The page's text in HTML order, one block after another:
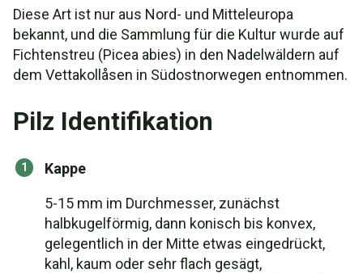
Diese Art ist nur aus Nord- und Mitteleuropa
bekannt, und die Sammlung für die Kultur wurde auf
Fichtenstreu (Picea abies) in den Nadelwäldern auf
dem Vettakollåsen in Südostnorwegen entnommen.
Pilz Identifikation
Kappe
5-15 mm im Durchmesser, zunächst
halbkugelförmig, dann konisch bis konvex,
gelegentlich in der Mitte etwas eingedrückt,
kahl, kaum oder sehr flach gesägt,